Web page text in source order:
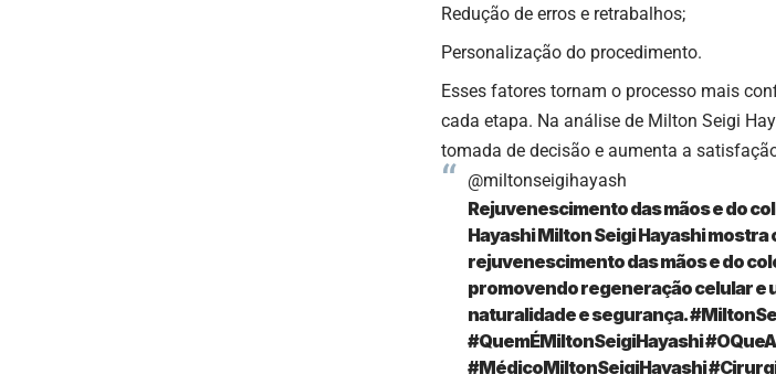
Redução de erros e retrabalhos;
Personalização do procedimento.
Esses fatores tornam o processo mais
cada etapa. Na análise de Milton Seigi
tomada de decisão e aumenta a
@miltonseigihayash
Rejuvenescimento das mãos e do
Hayashi Milton Seigi Hayashi
rejuvenescimento das mãos e do
promovendo regeneração celular e
naturalidade e segurança.
#QuemÉMiltonSeigiHayashi
#MédicoMiltonSeigiHayashi